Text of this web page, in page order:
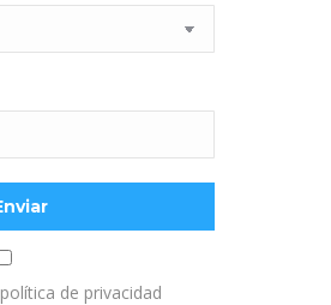
política de privacidad